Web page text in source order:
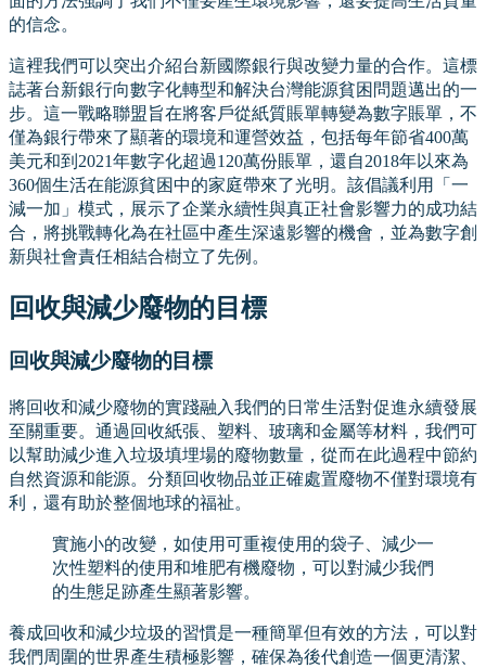
的信念。
這裡我們可以突出介紹台新國際銀行與改變力量的合作。這標
誌著台新銀行向數字化轉型和解決台灣能源貧困問題邁出的一
步。這一戰略聯盟旨在將客戶從紙質賬單轉變為數字賬單，不
僅為銀行帶來了顯著的環境和運營效益，包括每年節省400萬
美元和到2021年數字化超過120萬份賬單，還自2018年以來為
360個生活在能源貧困中的家庭帶來了光明。該倡議利用「一
減一加」模式，展示了企業永續性與真正社會影響力的成功結
合，將挑戰轉化為在社區中產生深遠影響的機會，並為數字創
新與社會責任相結合樹立了先例。
回收與減少廢物的目標
回收與減少廢物的目標
將回收和減少廢物的實踐融入我們的日常生活對促進永續發展
至關重要。通過回收紙張、塑料、玻璃和金屬等材料，我們可
以幫助減少進入垃圾填埋場的廢物數量，從而在此過程中節約
自然資源和能源。分類回收物品並正確處置廢物不僅對環境有
利，還有助於整個地球的福祉。
實施小的改變，如使用可重複使用的袋子、減少一
次性塑料的使用和堆肥有機廢物，可以對減少我們
的生態足跡產生顯著影響。
養成回收和減少垃圾的習慣是一種簡單但有效的方法，可以對
我們周圍的世界產生積極影響，確保為後代創造一個更清潔、